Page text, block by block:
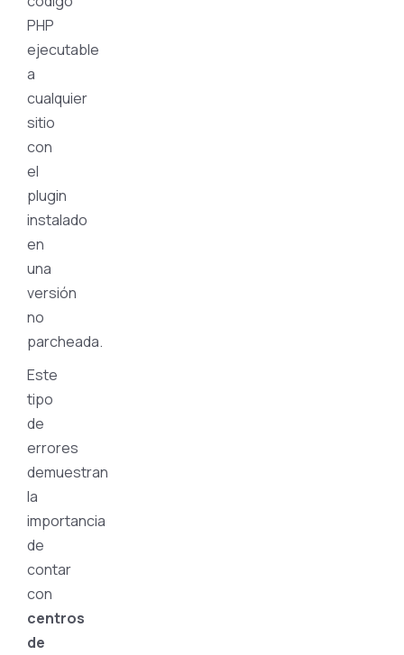
PHP
ejecutable
a
cualquier
sitio
con
el
plugin
instalado
en
una
versión
no
parcheada.
Este
tipo
de
errores
demuestran
la
importancia
de
contar
con
centros
de